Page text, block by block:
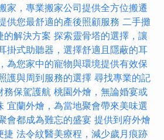
家，專業搬家公司提供全方位搬遷
供您最舒適的產後照顧服務 二手攤
的解決方案 探索靈骨塔的選擇，讓
掛式助聽器，選擇舒適且隱蔽的耳
為您家中的寵物與環境提供有效保
護與周到服務的選擇 尋找專業的記
務保駕護航 桃園外燴，無論婚宴或
宜蘭外燴，為當地聚會帶來美味選
會都成為難忘的盛宴 提供到府外燴
捷 法令紋醫美療程，減少歲月痕跡